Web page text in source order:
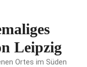
Leipzig
Ortes im Süden